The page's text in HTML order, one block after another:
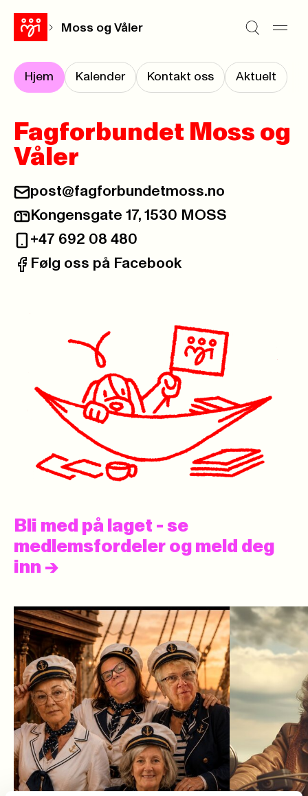
Moss og Våler
Hjem Kalender Kontakt oss Aktuelt
Fagforbundet Moss og
Våler
E-post:
post@fagforbundetmoss.no
Postadresse:
Kongensgate 17, 1530 MOSS
Telefon:
+47 692 08 480
Facebook:
Følg oss på Facebook
Bli med på laget - se
medlemsfordeler og meld deg
inn ->